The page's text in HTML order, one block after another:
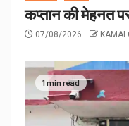
कप्तान की मेहनत
07/08/2026
1 min read